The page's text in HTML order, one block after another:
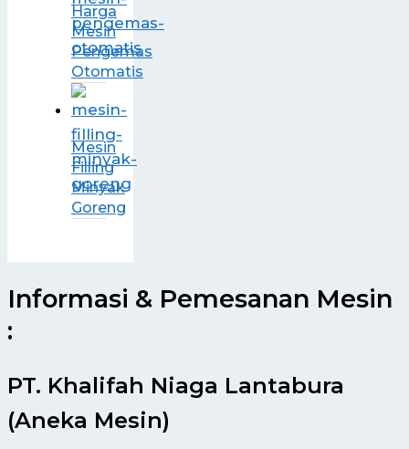
Harga
Mesin
Pengemas
Otomatis
Mesin
Filling
Minyak
Goreng
Informasi & Pemesanan Mesin
:
PT. Khalifah Niaga Lantabura
(Aneka Mesin)